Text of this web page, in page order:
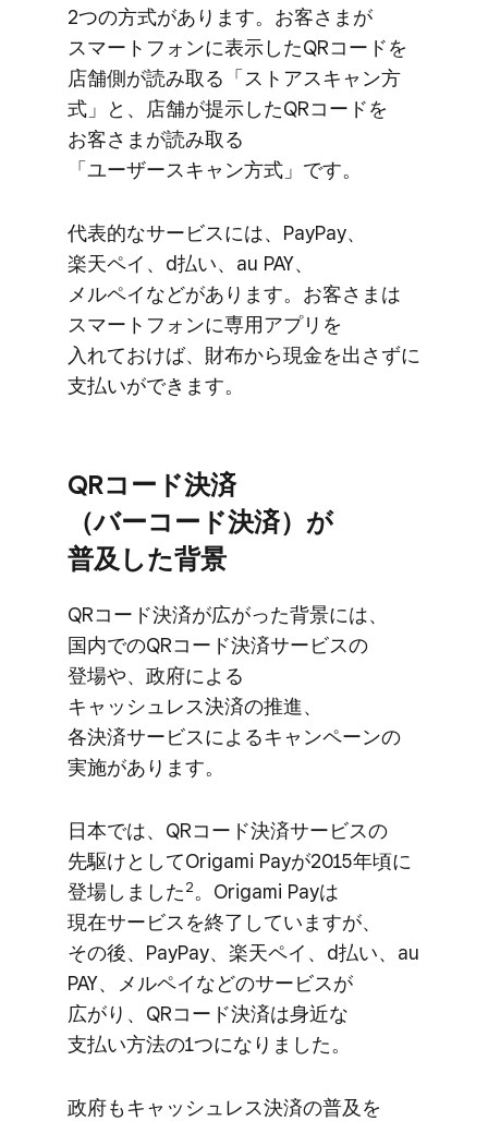
2つの​方​式が​あります。​お客さまが​
スマートフォンに​表示した​QRコードを​
店舗側が​読み取る​「ストアスキャン方​
式」と、​店舗が​提示した​QRコードを​
お客さまが​読み取る​
「ユーザースキャン方​式」です。
代表的な​サービスには、​PayPay、​
楽天ペイ、​d払い、​au PAY、​
メルペイなどが​あります。​お客さまは​
スマートフォンに​専用アプリを​
入れておけば、​財布から​現金を​出さずに​
支払いが​できます。
QRコード決済​
（バーコード決済）が​
普及した​背景
QRコード決済が​広がった​背景には、​
国内での​QRコード決済サービスの​
登場や、​政府に​よる​
キャッシュレス決済の​推進、​
各決済サービスに​よる​キャンペーンの​
実施が​あります。
日本では、​QRコード決済サービスの​
先駆けと​して​Origami Payが​2015年頃に​
登場しました2。​Origami Payは​
現在サービスを​終了していますが、​
その後、​PayPay、​楽天ペイ、​d払い、​au
PAY、​メルペイなどの​サービスが​
広がり、​QRコード決済は​身近な​
支払い方​法の​1つに​なりました。
政府も​キャッシュレス決済の​普及を​